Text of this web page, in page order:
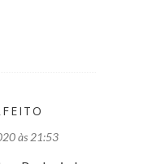
às 21:53